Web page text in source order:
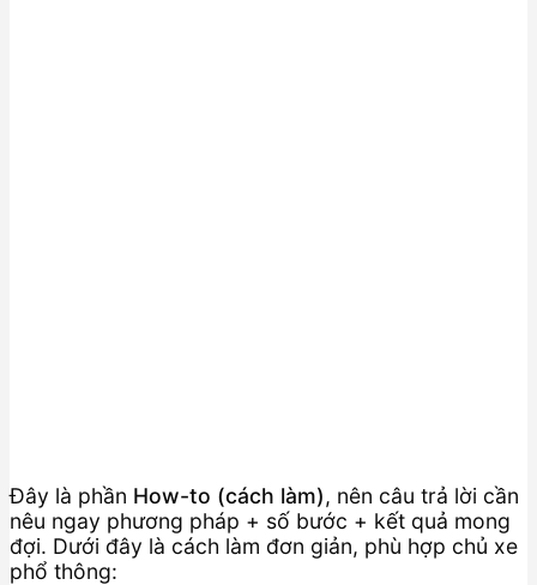
Đây là phần How-to (cách làm), nên câu trả lời cần
nêu ngay phương pháp + số bước + kết quả mong
đợi. Dưới đây là cách làm đơn giản, phù hợp chủ xe
phổ thông: